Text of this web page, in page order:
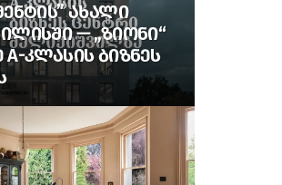
ᲐᲮᲐᲚᲘ
— „ᲖᲘᲝᲜᲘ“
ᲙᲚᲐᲡᲘᲡ ᲑᲘᲖᲜᲔᲡ